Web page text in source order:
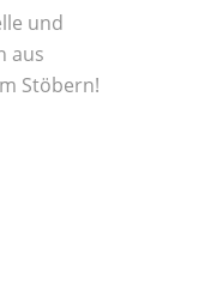
und
aus
Stöbern!